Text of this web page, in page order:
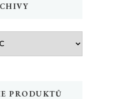
PRODUKTŮ